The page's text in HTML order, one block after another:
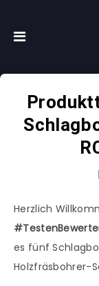
Herzlich
es fünf
Holzfräsbohrer-